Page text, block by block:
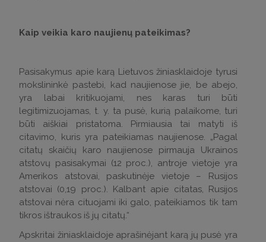
Kaip veikia karo naujienų pateikimas?
Pasisakymus apie karą Lietuvos žiniasklaidoje tyrusi
mokslininkė pastebi, kad naujienose jie, be abejo,
yra labai kritikuojami, nes karas turi būti
legitimizuojamas, t. y. ta pusė, kurią palaikome, turi
būti aiškiai pristatoma. Pirmiausia tai matyti iš
citavimo, kuris yra pateikiamas naujienose. „Pagal
citatų skaičių karo naujienose pirmauja Ukrainos
atstovų pasisakymai (12 proc.), antroje vietoje yra
Amerikos atstovai, paskutinėje vietoje – Rusijos
atstovai (0,19 proc.). Kalbant apie citatas, Rusijos
atstovai nėra cituojami iki galo, pateikiamos tik tam
tikros ištraukos iš jų citatų.“
Apskritai žiniasklaidoje aprašinėjant karą jų pusė yra